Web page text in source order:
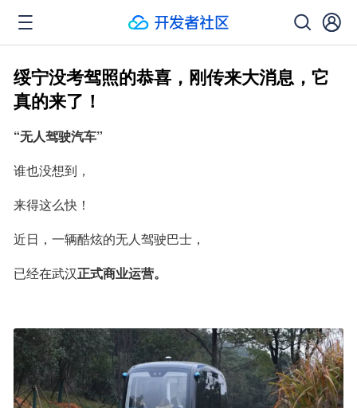
绥宁没考驾照的恭喜，刚传来大消息，它
真的来了！
“无人驾驶汽车”
谁也没想到，
来得这么快！
近日，一辆酷炫的无人驾驶巴士，
已经在武汉正式商业运营。